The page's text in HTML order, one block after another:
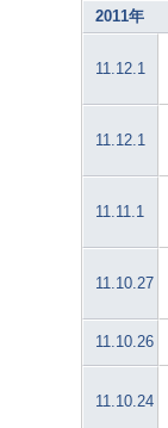
2011年
11.12.1
11.12.1
11.11.1
11.10.27
11.10.26
11.10.24